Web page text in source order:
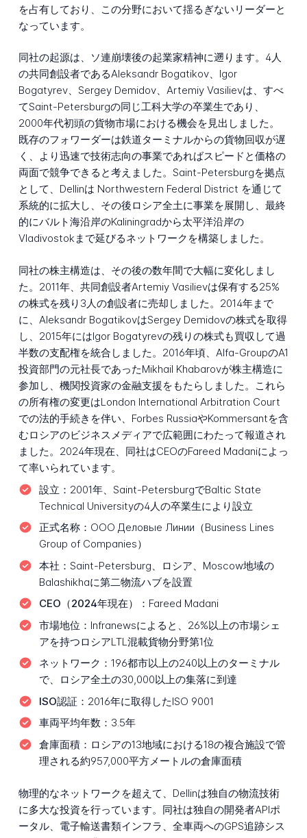
を占有しており、この分野において揺るぎないリーダーと
なっています。
同社の起源は、ソ連崩壊後の起業家精神に遡ります。4人
の共同創設者であるAleksandr Bogatikov、Igor
Bogatyrev、Sergey Demidov、Artemiy Vasilievは、すべ
てSaint-Petersburgの同じ工科大学の卒業生であり、
2000年代初頭の貨物市場における機会を見出しました。
既存のフォワーダーは鉄道ターミナルからの貨物回収が遅
く、より迅速で技術志向の事業であればスピードと価格の
両面で競争できると考えました。Saint-Petersburgを拠点
として、Dellinは Northwestern Federal District を通じて
系統的に拡大し、その後ロシア全土に事業を展開し、最終
的にバルト海沿岸のKaliningradから太平洋沿岸の
Vladivostokまで延びるネットワークを構築しました。
同社の株主構造は、その後の数年間で大幅に変化しまし
た。2011年、共同創設者Artemiy Vasilievは保有する25%
の株式を残り3人の創設者に売却しました。2014年まで
に、Aleksandr BogatikovはSergey Demidovの株式を取得
し、2015年にはIgor Bogatyrevの残りの株式も買収して過
半数の支配権を統合しました。2016年頃、Alfa-GroupのA1
投資部門の元社長であったMikhail Khabarovが株主構造に
参加し、機関投資家の金融支援をもたらしました。これら
の所有権の変更はLondon International Arbitration Court
での法的手続きを伴い、Forbes RussiaやKommersantを含
むロシアのビジネスメディアで広範囲にわたって報道され
ました。2024年現在、同社はCEOのFareed Madaniによっ
て率いられています。
設立： 2001年、Saint-PetersburgでBaltic State
Technical Universityの4人の卒業生により設立
正式名称： ООО Деловые Линии（Business Lines
Group of Companies）
本社： Saint-Petersburg、ロシア、Moscow地域の
Balashikhaに第二物流ハブを設置
CEO（2024年現在）： Fareed Madani
市場地位： Infranewsによると、26%以上の市場シェ
アを持つロシアLTL混載貨物分野第1位
ネットワーク： 196都市以上の240以上のターミナル
で、ロシア全土の30,000以上の集落に到達
ISO認証： 2016年に取得したISO 9001
車両平均年数： 3.5年
倉庫面積： ロシアの13地域における18の複合施設で管
理される約957,000平方メートルの倉庫面積
物理的なネットワークを超えて、Dellinは独自の物流技術
に多大な投資を行っています。同社は独自の開発者APIポ
ータル、電子輸送書類インフラ、全車両へのGPS追跡シス